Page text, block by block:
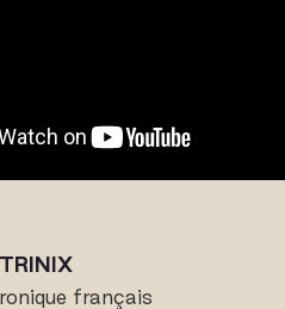
français